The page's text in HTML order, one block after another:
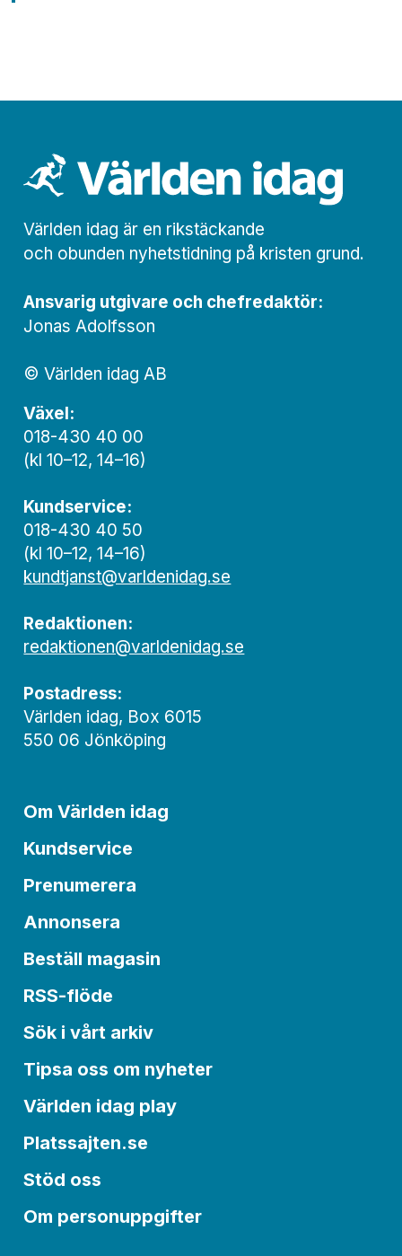
Världen idag är en rikstäckande
och obunden nyhets­­­tidning på kristen grund.
Ansvarig utgivare och chef­redaktör:
Jonas Adolfsson
© Världen idag AB
Växel:
018-430 40 00
(kl 10–12, 14–16)
Kundservice:
018-430 40 50
(kl 10–12, 14–16)
kundtjanst@varldenidag.se
Redaktionen:
redaktionen@varldenidag.se
Postadress:
Världen idag, Box 6015
550 06 Jönköping
Om Världen idag
Kundservice
Prenumerera
Annonsera
Beställ magasin
RSS-flöde
Sök i vårt arkiv
Tipsa oss om nyheter
Världen idag play
Platssajten.se
Stöd oss
Om personuppgifter